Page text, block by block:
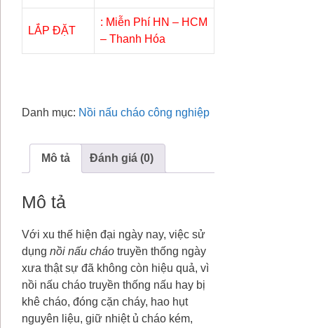
LẮP ĐẶT
: Miễn Phí HN – HCM
– Thanh Hóa
Danh mục: Nồi nấu cháo công nghiệp
Mô tả Đánh giá (0)
Mô tả
Với xu thế hiện đại ngày nay, việc sử
dụng nồi nấu cháo truyền thống ngày
xưa thật sự đã không còn hiệu quả, vì
nồi nấu cháo truyền thống nấu hay bị
khê cháo, đóng cặn cháy, hao hụt
nguyên liệu, giữ nhiệt ủ cháo kém,